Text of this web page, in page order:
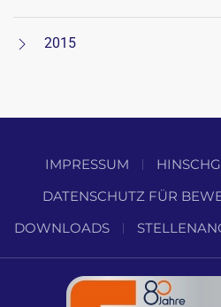
2015
IMPRESSUM HINSCHG
DATENSCHUTZ FÜR
DOWNLOADS